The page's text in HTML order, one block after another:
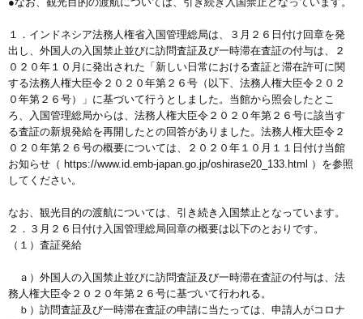
１．インドネシア法務人権省入国管理総局は、３月２６日付け回章を発
出し、外国人の入国禁止並びに訪問査証及び一時滞在査証の付与は、２
０２０年１０月に発出された「新しい日常における査証と滞在許可に関
する法務人権大臣令２０２０年第２６号（以下、法務人権大臣令２０２
０年第２６号）」に基づいて行うとしました。当館から照会したとこ
ろ、入国管理総局からは、法務人権大臣令２０２０年第２６号に該当す
る査証の新規発給を再開したとの回答がありました。法務人権大臣令２
０２０年第２６号の概要については、２０２０年１０月１１日付け当館
お知らせ（ https://www.id.emb-japan.go.jp/oshirase20_133.html ）を参照
してください。
なお、観光目的の渡航については、引き続き入国禁止となっています。
２．３月２６日付け入国管理総局回章の概要は以下のとおりです。
（１）査証発給
ａ）外国人の入国禁止並びに訪問査証及び一時滞在査証の付与は、法
務人権大臣令２０２０年第２６号に基づいて行われる。
ｂ）訪問査証及び一時滞在査証の申請に当たっては、申請人がコロナ